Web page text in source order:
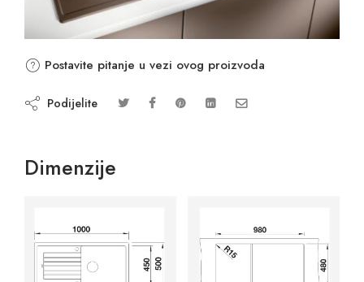
Postavite pitanje u vezi ovog proizvoda
Podijelite
Dimenzije